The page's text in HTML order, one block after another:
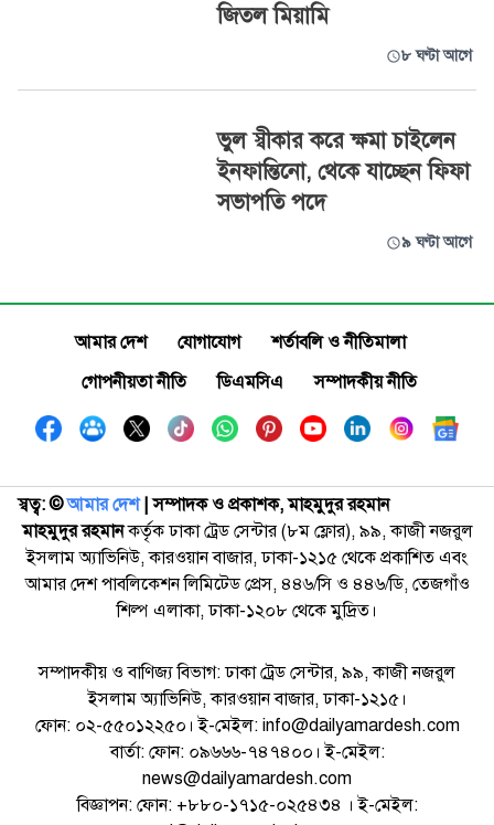
জিতল মিয়ামি
৮ ঘণ্টা আগে
ভুল স্বীকার করে ক্ষমা চাইলেন
ইনফান্তিনো, থেকে যাচ্ছেন ফিফা
সভাপতি পদে
৯ ঘণ্টা আগে
আমার দেশ যোগাযোগ
শর্তাবলি ও নীতিমালা
গোপনীয়তা নীতি
ডিএমসিএ সম্পাদকীয় নীতি
স্বত্ব: ©️আমার দেশ| সম্পাদক ও প্রকাশক, মাহমুদুর রহমান
মাহমুদুর রহমানকর্তৃক ঢাকা ট্রেড সেন্টার (৮ম ফ্লোর), ৯৯, কাজী নজরুল
ইসলাম অ্যাভিনিউ, কারওয়ান বাজার, ঢাকা-১২১৫ থেকে প্রকাশিত এবং
আমার দেশ পাবলিকেশন লিমিটেড প্রেস, ৪৪৬/সি ও ৪৪৬/ডি, তেজগাঁও
শিল্প এলাকা, ঢাকা-১২০৮ থেকে মুদ্রিত।
সম্পাদকীয় ও বাণিজ্য বিভাগ: ঢাকা ট্রেড সেন্টার, ৯৯, কাজী নজরুল
ইসলাম অ্যাভিনিউ, কারওয়ান বাজার, ঢাকা-১২১৫।
ফোন: ০২-৫৫০১২২৫০। ই-মেইল: info@dailyamardesh.com
বার্তা: ফোন: ০৯৬৬৬-৭৪৭৪০০। ই-মেইল:
news@dailyamardesh.com
বিজ্ঞাপন: ফোন: +৮৮০-১৭১৫-০২৫৪৩৪ । ই-মেইল: